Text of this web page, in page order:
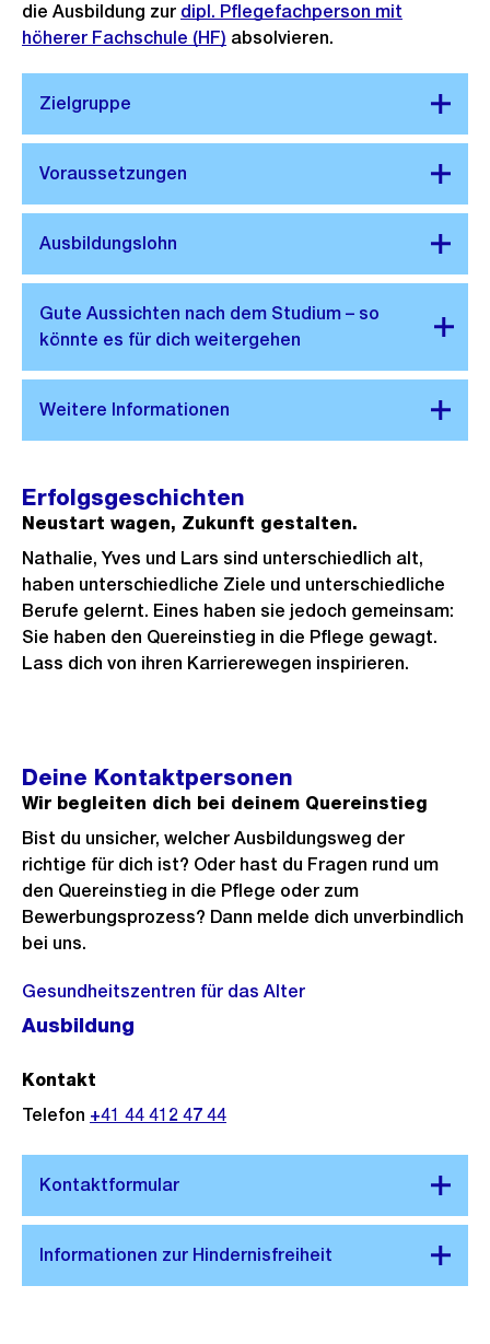
die Ausbildung zur dipl. Pflegefachperson mit
höherer Fachschule (HF) absolvieren.
Erfolgsgeschichten
Neustart wagen, Zukunft gestalten.
Nathalie, Yves und Lars sind unterschiedlich alt,
haben unterschiedliche Ziele und unterschiedliche
Berufe gelernt. Eines haben sie jedoch gemeinsam:
Sie haben den Quereinstieg in die Pflege gewagt.
Lass dich von ihren Karrierewegen inspirieren.
Deine Kontaktpersonen
Wir begleiten dich bei deinem Quereinstieg
Bist du unsicher, welcher Ausbildungsweg der
richtige für dich ist? Oder hast du Fragen rund um
den Quereinstieg in die Pflege oder zum
Bewerbungsprozess? Dann melde dich unverbindlich
bei uns.
Gesundheitszentren für das Alter
Ausbildung
Kontakt
Telefon +41 44 412 47 44